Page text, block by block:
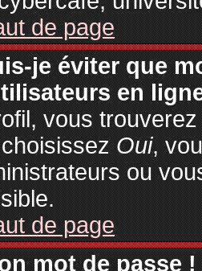
de page
je éviter que
en
vous
Oui,
ou
de page
mot de passe !